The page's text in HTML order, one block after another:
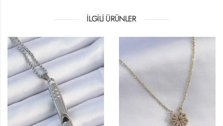
İLGILI ÜRÜNLER